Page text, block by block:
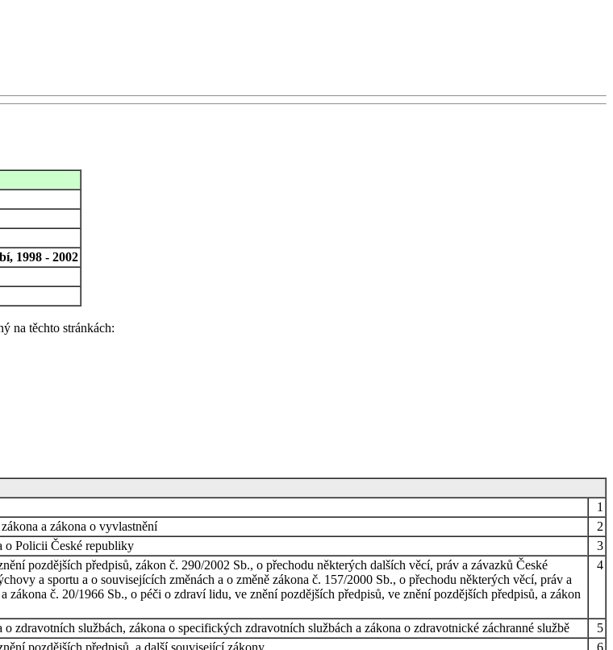
1998 - 2002
na těchto stránkách:
1
a zákona o vyvlastnění
2
o Policii České republiky
3
pozdějších předpisů, zákon č. 290/2002 Sb., o přechodu některých dalších věcí, práv a závazků České
a sportu a o souvisejících změnách a o změně zákona č. 157/2000 Sb., o přechodu některých věcí, práv a
č. 20/1966 Sb., o péči o zdraví lidu, ve znění pozdějších předpisů, ve znění pozdějších předpisů, a zákon
4
zdravotních službách, zákona o specifických zdravotních službách a zákona o zdravotnické záchranné službě
5
pozdějších předpisů, a další související zákony
6